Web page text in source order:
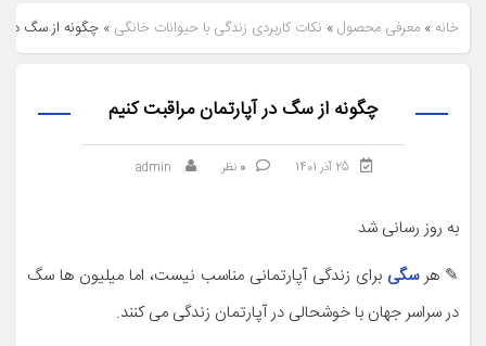
خانه » معرفی محصول» نکات کاربردی زندگی با حیوانات خانگی » چگونه از سگ در
چگونه از سگ در آپارتمان مراقبت کنیم
25 آذر 1401 0 نظر
به روز رسانی شد
✎ هرسگی برای زندگی آپارتمانی مناسب نیست، اما میلیون ها سگ
در سراسر جهان با خوشحالی در آپارتمان زندگی می کنند.